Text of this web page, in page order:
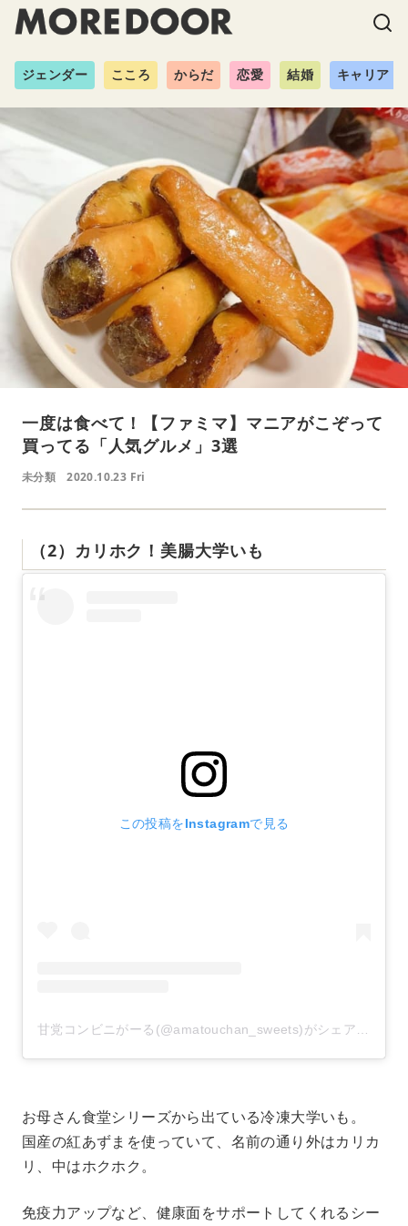
ジェンダー こころ からだ 恋愛 結婚 キャリア
一度は食べて！【ファミマ】マニアがこぞって
買ってる「人気グルメ」3選
未分類 2020.10.23 Fri
（2）カリホク！美腸大学いも
この投稿をInstagramで見る
甘党コンビニがーる(@amatouchan_sweets)がシェアした投稿
お母さん食堂シリーズから出ている冷凍大学いも。
国産の紅あずまを使っていて、名前の通り外はカリカ
リ、中はホクホク。
免疫力アップなど、健康面をサポートしてくれるシー